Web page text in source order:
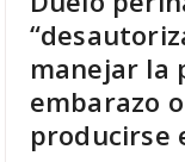
manejar la
embarazo
producirse